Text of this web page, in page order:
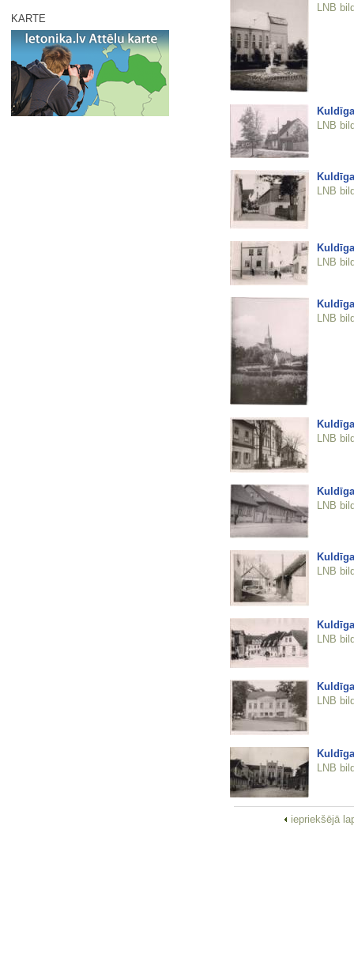
KARTE
LNB
LNB
LNB
LNB
LNB
LNB
LNB
LNB
LNB
LNB
LNB
iepriekšējā